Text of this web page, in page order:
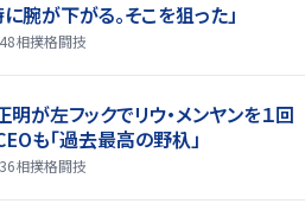
腕が下がる。そこを狙った」
相撲格闘技
明が左フックでリウ・メンヤンを１回
も「過去最高の野杁」
相撲格闘技